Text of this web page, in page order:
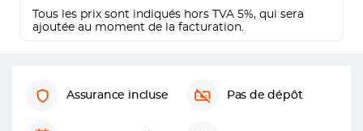
Tous les prix sont indiqués hors TVA 5%, qui sera
ajoutée au moment de la facturation.
Assurance incluse Pas de dépôt